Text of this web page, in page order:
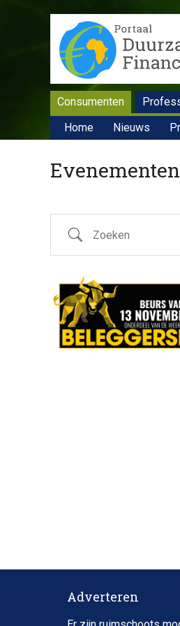
Consumenten
Home
Nieuws
Evenementen
Zoeken
Adverteren